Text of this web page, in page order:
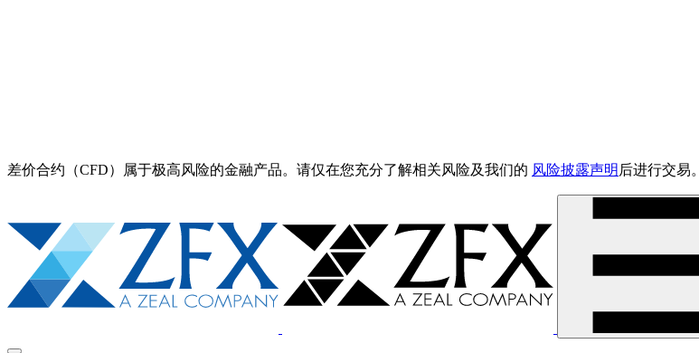
差价合约（CFD）属于极高风险的金融产品。请仅在您充分了解相关风险及我们的 风险披露声明 后进行交易。